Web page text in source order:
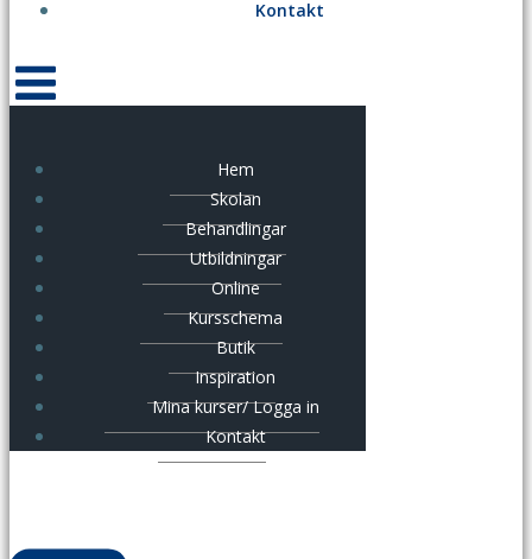
Kontakt
Hem
Skolan
Behandlingar
Utbildningar
Online
Kursschema
Butik
Inspiration
Mina kurser/ Logga in
Kontakt